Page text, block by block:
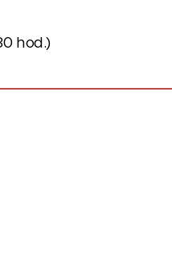
hod.)